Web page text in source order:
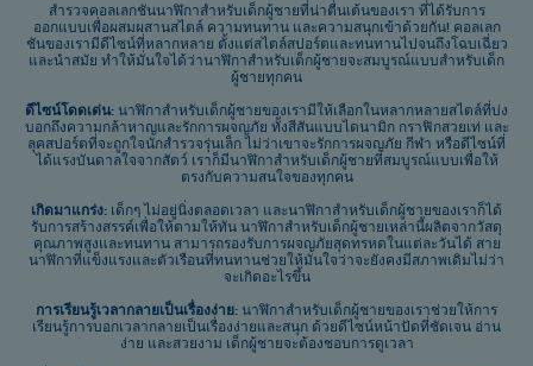
สำรวจคอลเลกชันนาฬิกาสำหรับเด็กผู้ชายที่น่าตื่นเต้นของเรา ที่ได้รับการ
ออกแบบเพื่อผสมผสานสไตล์ ความทนทาน และความสนุกเข้าด้วยกัน! คอลเลก
ชันของเรามีดีไซน์ที่หลากหลาย ตั้งแต่สไตล์สปอร์ตและทนทานไปจนถึงโฉบเฉี่ยว
และนำสมัย ​​ทำให้มั่นใจได้ว่านาฬิกาสำหรับเด็กผู้ชายจะสมบูรณ์แบบสำหรับเด็ก
ผู้ชายทุกคน
ดีไซน์โดดเด่น: นาฬิกาสำหรับเด็กผู้ชายของเรามีให้เลือกในหลากหลายสไตล์ที่บ่ง
บอกถึงความกล้าหาญและรักการผจญภัย ทั้งสีสันแบบไดนามิก กราฟิกสวยเท่ และ
ลุคสปอร์ตที่จะถูกใจนักสำรวจรุ่นเล็ก ไม่ว่าเขาจะรักการผจญภัย กีฬา หรือดีไซน์ที่
ได้แรงบันดาลใจจากสัตว์ เราก็มีนาฬิกาสำหรับเด็กผู้ชายที่สมบูรณ์แบบเพื่อให้
ตรงกับความสนใจของทุกคน
เกิดมาแกร่ง: เด็กๆ ไม่อยู่นิ่งตลอดเวลา และนาฬิกาสำหรับเด็กผู้ชายของเราก็ได้
รับการสร้างสรรค์เพื่อให้ตามให้ทัน นาฬิกาสำหรับเด็กผู้ชายเหล่านี้ผลิตจากวัสดุ
คุณภาพสูงและทนทาน สามารถรองรับการผจญภัยสุดทรหดในแต่ละวันได้ สาย
นาฬิกาที่แข็งแรงและตัวเรือนที่ทนทานช่วยให้มั่นใจว่าจะยังคงมีสภาพเดิมไม่ว่า
จะเกิดอะไรขึ้น
การเรียนรู้เวลากลายเป็นเรื่องง่าย: นาฬิกาสำหรับเด็กผู้ชายของเราช่วยให้การ
เรียนรู้การบอกเวลากลายเป็นเรื่องง่ายและสนุก ด้วยดีไซน์หน้าปัดที่ชัดเจน อ่าน
ง่าย และสวยงาม เด็กผู้ชายจะต้องชอบการดูเวลา